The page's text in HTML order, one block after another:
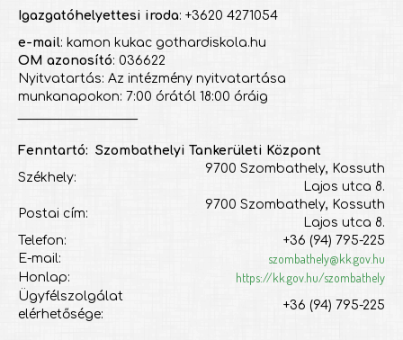
Igazgatóhelyettesi iroda: +3620 4271054
e-mail: kamon kukac gothardiskola.hu
OM azonosító: 036622
Nyitvatartás: Az intézmény nyitvatartása
munkanapokon: 7:00 órától 18:00 óráig
Fenntartó: Szombathelyi Tankerületi Központ
Székhely:
9700 Szombathely, Kossuth
Lajos utca 8.
Postai cím:
9700 Szombathely, Kossuth
Lajos utca 8.
Telefon:
+36 (94) 795-225
E-mail:
szombathely@kk.gov.hu
Honlap: https://kk.gov.hu/szombathely
Ügyfélszolgálat
elérhetősége:
+36 (94) 795-225